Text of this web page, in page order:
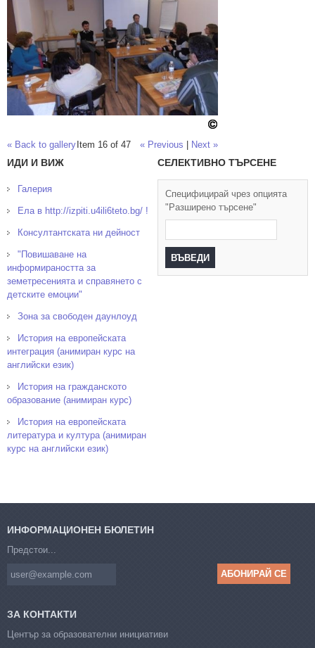
« Back to gallery Item 16 of 47 « Previous Next »
ИДИ И ВИЖ
Галерия
Ела в http://izpiti.u4ili6teto.bg/ !
Консултантската ни дейност
"Повишаване на
информираността за
земетресенията и справянето с
детските емоции"
Зона за свободен даунлоуд
История на европейската
интеграция (анимиран курс на
английски език)
История на гражданското
образование (анимиран курс)
История на европейската
литература и култура (анимиран
курс на английски език)
СЕЛЕКТИВНО ТЪРСЕНЕ
Специфицирай чрез опцията
"Разширено търсене"
ИНФОРМАЦИОНЕН БЮЛЕТИН
Предстои...
ЗА КОНТАКТИ
Център за образователни инициативи